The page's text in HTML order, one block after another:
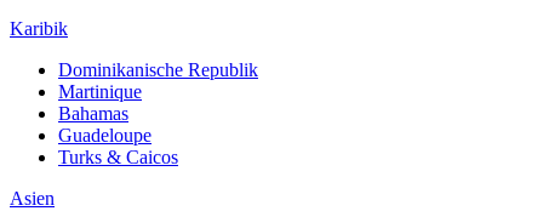
Karibik
Dominikanische Republik
Martinique
Bahamas
Guadeloupe
Turks & Caicos
Asien